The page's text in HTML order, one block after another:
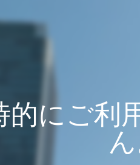
的にご利
ん